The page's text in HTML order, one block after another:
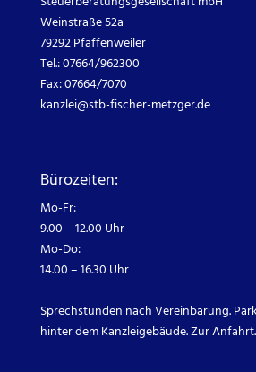
Weinstraße 52a
79292 Pfaffenweiler
Tel.: 07664/962300
Fax: 07664/7070
kanzlei@stb-fischer-metzger.de
Bürozeiten:
Mo-Fr:
9.00 – 12.00 Uhr
Mo-Do:
14.00 – 16.30 Uhr
Sprechstunden nach Vereinbarung.
hinter dem Kanzleigebäude.Zur Anfahrt.